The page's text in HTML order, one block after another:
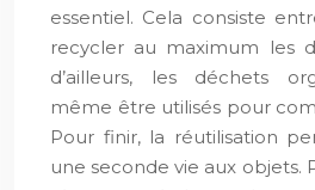
essentiel. Cela consiste
recycler au maximum les
d’ailleurs, les déchets
même être utilisés pour
Pour finir, la réutilisation
une seconde vie aux objets.